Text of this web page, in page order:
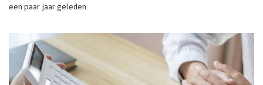
een paar jaar geleden.